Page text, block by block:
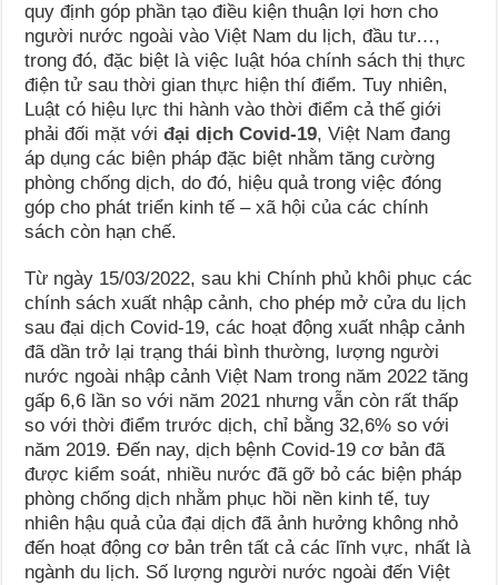
quy định góp phần tạo điều kiện thuận lợi hơn cho
người nước ngoài vào Việt Nam du lịch, đầu tư…,
trong đó, đặc biệt là việc luật hóa chính sách thị thực
điện tử sau thời gian thực hiện thí điểm. Tuy nhiên,
Luật có hiệu lực thi hành vào thời điểm cả thế giới
phải đối mặt vớiđại dịch Covid-19, Việt Nam đang
áp dụng các biện pháp đặc biệt nhằm tăng cường
phòng chống dịch, do đó, hiệu quả trong việc đóng
góp cho phát triển kinh tế – xã hội của các chính
sách còn hạn chế.
Từ ngày 15/03/2022, sau khi Chính phủ khôi phục các
chính sách xuất nhập cảnh, cho phép mở cửa du lịch
sau đại dịch Covid-19, các hoạt động xuất nhập cảnh
đã dần trở lại trạng thái bình thường, lượng người
nước ngoài nhập cảnh Việt Nam trong năm 2022 tăng
gấp 6,6 lần so với năm 2021 nhưng vẫn còn rất thấp
so với thời điểm trước dịch, chỉ bằng 32,6% so với
năm 2019. Đến nay, dịch bệnh Covid-19 cơ bản đã
được kiểm soát, nhiều nước đã gỡ bỏ các biện pháp
phòng chống dịch nhằm phục hồi nền kinh tế, tuy
nhiên hậu quả của đại dịch đã ảnh hưởng không nhỏ
đến hoạt động cơ bản trên tất cả các lĩnh vực, nhất là
ngành du lịch. Số lượng người nước ngoài đến Việt